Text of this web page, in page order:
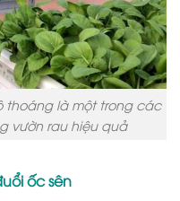
thoáng là một trong các
vườn rau hiệu quả
ốc sên